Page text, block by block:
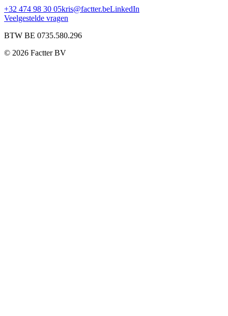
+32 474 98 30 05kris@factter.beLinkedIn
Veelgestelde vragen
BTW BE 0735.580.296
© 2026 Factter BV